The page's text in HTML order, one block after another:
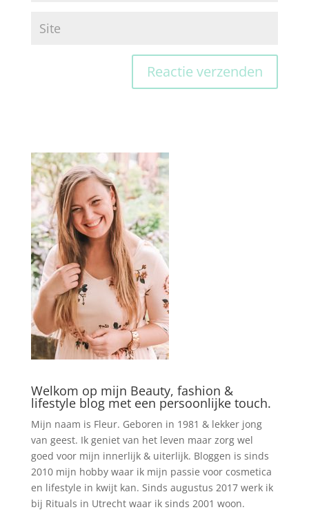
Welkom op mijn Beauty, fashion &
lifestyle blog met een persoonlijke touch.
Mijn naam is Fleur. Geboren in 1981 & lekker jong
van geest. Ik geniet van het leven maar zorg wel
goed voor mijn innerlijk & uiterlijk. Bloggen is sinds
2010 mijn hobby waar ik mijn passie voor cosmetica
en lifestyle in kwijt kan. Sinds augustus 2017 werk ik
bij Rituals in Utrecht waar ik sinds 2001 woon.